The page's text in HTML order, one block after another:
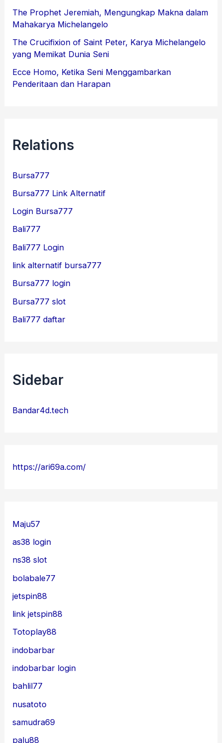
The Prophet Jeremiah, Mengungkap Makna dalam
Mahakarya Michelangelo
The Crucifixion of Saint Peter, Karya Michelangelo
yang Memikat Dunia Seni
Ecce Homo, Ketika Seni Menggambarkan
Penderitaan dan Harapan
Relations
Bursa777
Bursa777 Link Alternatif
Login Bursa777
Bali777
Bali777 Login
link alternatif bursa777
Bursa777 login
Bursa777 slot
Bali777 daftar
Sidebar
Bandar4d.tech
https://ari69a.com/
Maju57
as38 login
ns38 slot
bolabale77
jetspin88
link jetspin88
Totoplay88
indobarbar
indobarbar login
bahlil77
nusatoto
samudra69
palu88